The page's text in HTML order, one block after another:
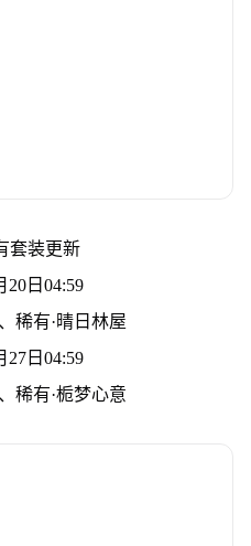
套装更新
日04:59
稀有·晴日林屋
日04:59
稀有·栀梦心意